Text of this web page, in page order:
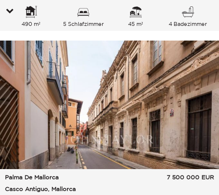
490 m² 5 Schlafzimmer 45 m² 4 Badezimmer
Palma De Mallorca
Casco Antiguo, Mallorca
7 500 000 EUR